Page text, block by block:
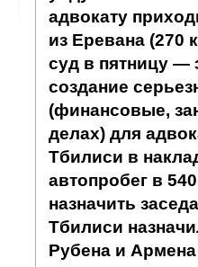
адвокату
из Еревана (270
суд в пятницу —
создание
(финансовые,
делах) для
Тбилиси в
автопробег в
назначить
Тбилиси
Рубена и Армена